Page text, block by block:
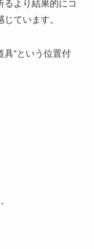
るより結果的にコ
ています。
具”という位置付